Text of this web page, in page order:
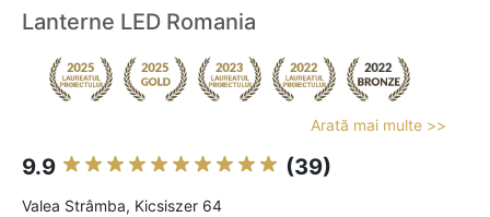
Lanterne LED Romania
Arată mai multe >>
9.9 (39)
Valea Strâmba, Kicsiszer 64